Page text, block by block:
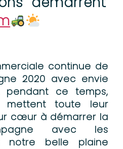
continue de
2020 avec envie
pendant ce temps,
mettent toute leur
cœur à démarrer la
avec les
notre belle plaine